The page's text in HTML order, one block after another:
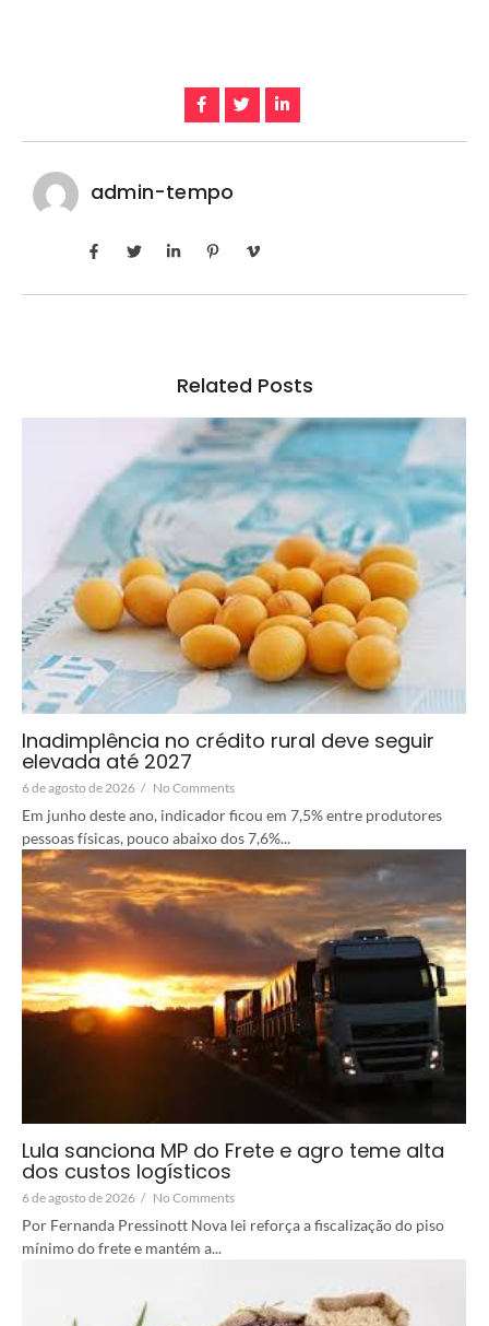
admin-tempo
Related Posts
Inadimplência no crédito rural deve seguir
elevada até 2027
6 de agosto de 2026 / No Comments
Em junho deste ano, indicador ficou em 7,5% entre produtores
pessoas físicas, pouco abaixo dos 7,6%...
Lula sanciona MP do Frete e agro teme alta
dos custos logísticos
6 de agosto de 2026 / No Comments
Por Fernanda Pressinott Nova lei reforça a fiscalização do piso
mínimo do frete e mantém a...